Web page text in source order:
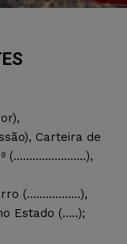
Carteira de
(…………………..),
(……………..),
Estado (…..);